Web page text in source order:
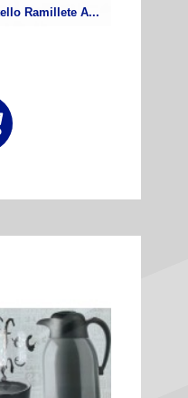
Ramillete A...